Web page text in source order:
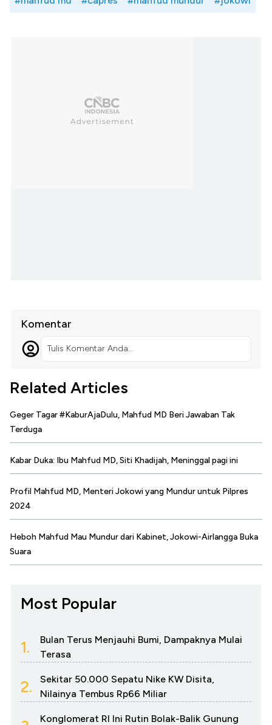
Komentar
Tulis Komentar Anda...
Related Articles
Geger Tagar #KaburAjaDulu, Mahfud MD Beri Jawaban Tak
Terduga
Kabar Duka: Ibu Mahfud MD, Siti Khadijah, Meninggal pagi ini
Profil Mahfud MD, Menteri Jokowi yang Mundur untuk Pilpres
2024
Heboh Mahfud Mau Mundur dari Kabinet, Jokowi-Airlangga Buka
Suara
Most Popular
1.
Bulan Terus Menjauhi Bumi, Dampaknya Mulai
Terasa
2.
Sekitar 50.000 Sepatu Nike KW Disita,
Nilainya Tembus Rp66 Miliar
Konglomerat RI Ini Rutin Bolak-Balik Gunung